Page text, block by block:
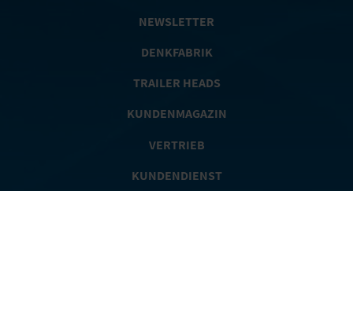
NEWSLETTER
DENKFABRIK
TRAILER HEADS
KUNDENMAGAZIN
VERTRIEB
KUNDENDIENST